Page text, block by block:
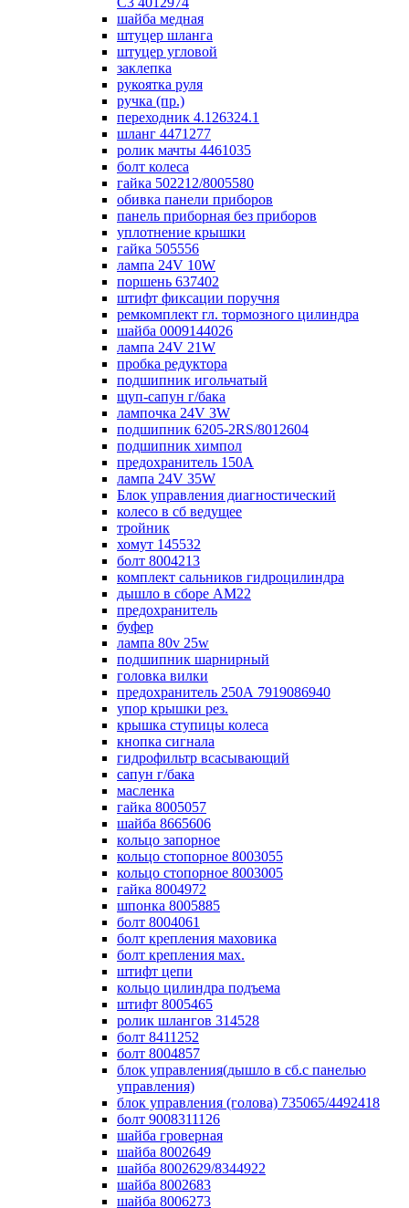
шайба медная
штуцер шланга
штуцер угловой
заклепка
рукоятка руля
ручка (пр.)
переходник 4.126324.1
шланг 4471277
ролик мачты 4461035
болт колеса
гайка 502212/8005580
обивка панели приборов
панель приборная без приборов
уплотнение крышки
гайка 505556
лампа 24V 10W
поршень 637402
штифт фиксации поручня
ремкомплект гл. тормозного цилиндра
шайба 0009144026
лампа 24V 21W
пробка редуктора
подшипник игольчатый
щуп-сапун г/бака
лампочка 24V 3W
подшипник 6205-2RS/8012604
подшипник химпол
предохранитель 150А
лампа 24V 35W
Блок управления диагностический
колесо в сб ведущее
тройник
хомут 145532
болт 8004213
комплект сальников гидроцилиндра
дышло в сборе AM22
предохранитель
буфер
лампа 80v 25w
подшипник шарнирный
головка вилки
предохранитель 250А 7919086940
упор крышки рез.
крышка ступицы колеса
кнопка сигнала
гидрофильтр всасывающий
сапун г/бака
масленка
гайка 8005057
шайба 8665606
кольцо запорное
кольцо стопорное 8003055
кольцо стопорное 8003005
гайка 8004972
шпонка 8005885
болт 8004061
болт крепления маховика
болт крепления мах.
штифт цепи
кольцо цилиндра подъема
штифт 8005465
ролик шлангов 314528
болт 8411252
болт 8004857
блок управления(дышло в сб.с панелью
управления)
блок управления (голова) 735065/4492418
болт 9008311126
шайба гроверная
шайба 8002649
шайба 8002629/8344922
шайба 8002683
шайба 8006273